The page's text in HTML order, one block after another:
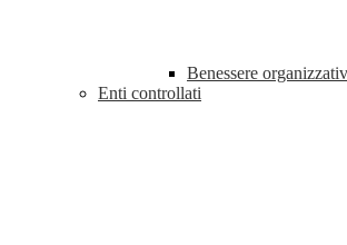
Benessere
Enti controllati